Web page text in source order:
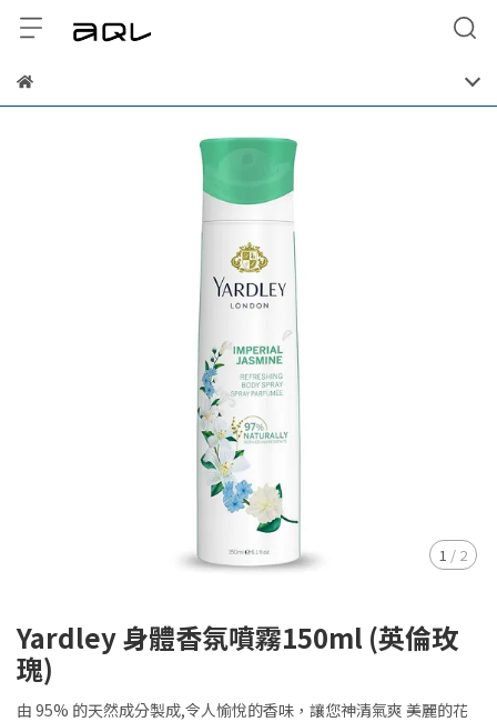
1 / 2
Yardley 身體香氛噴霧150ml (英倫玫
瑰)
由 95% 的天然成分製成,令人愉悅的香味，讓您神清氣爽 美麗的花